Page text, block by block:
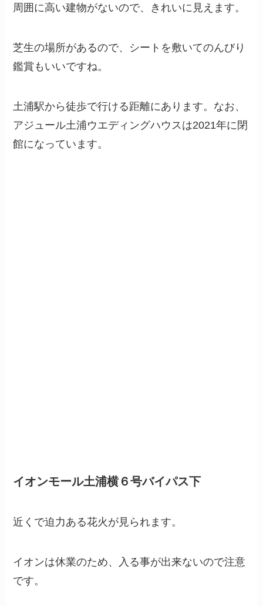
周囲に高い建物がないので、きれいに見えます。
芝生の場所があるので、シートを敷いてのんびり
鑑賞もいいですね。
土浦駅から徒歩で行ける距離にあります。なお、
アジュール土浦ウエディングハウスは2021年に閉
館になっています。
イオンモール土浦横６号バイパス下
近くで迫力ある花火が見られます。
イオンは休業のため、入る事が出来ないので注意
です。